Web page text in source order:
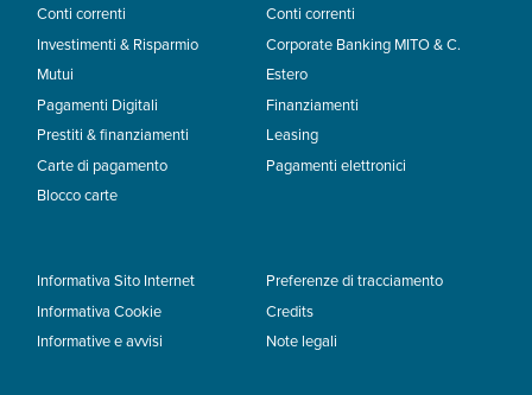
Conti correnti
Investimenti & Risparmio
Mutui
Pagamenti Digitali
Prestiti & finanziamenti
Carte di pagamento
Blocco carte
Conti correnti
Corporate Banking MITO & C.
Estero
Finanziamenti
Leasing
Pagamenti elettronici
Informativa Sito Internet
Informativa Cookie
Informative e avvisi
Preferenze di tracciamento
Credits
Note legali